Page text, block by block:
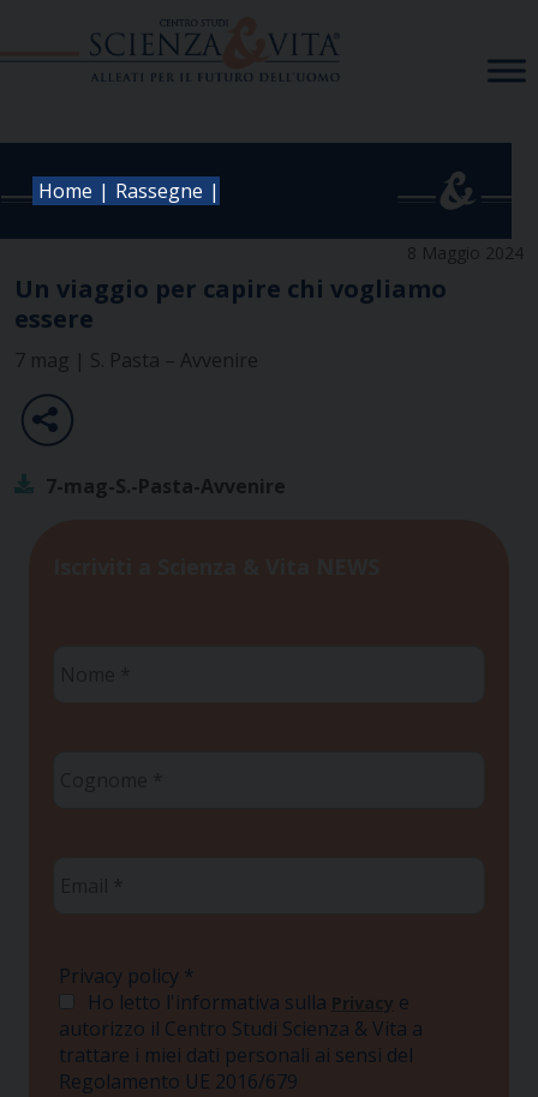
Home | Rassegne |
8 Maggio 2024
Un viaggio per capire chi vogliamo
essere
7 mag | S. Pasta – Avvenire
7-mag-S.-Pasta-Avvenire
Privacy policy *
Ho letto l'informativa sulla Privacy e
autorizzo il Centro Studi Scienza & Vita a
trattare i miei dati personali ai sensi del
Regolamento UE 2016/679